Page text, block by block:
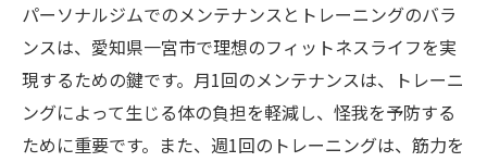
パーソナルジムでのメンテナンスとトレーニングのバラ
ンスは、愛知県一宮市で理想のフィットネスライフを実
現するための鍵です。月1回のメンテナンスは、トレーニ
ングによって生じる体の負担を軽減し、怪我を予防する
ために重要です。また、週1回のトレーニングは、筋力を